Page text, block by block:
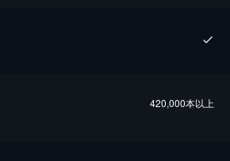
420,000本以上